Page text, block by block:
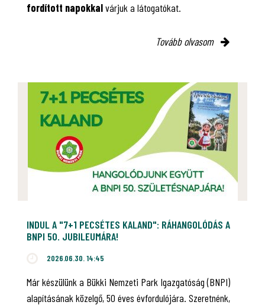
fordított napokkalvárjuk a látogatókat.
Tovább olvasom
INDUL A "7+1 PECSÉTES KALAND": RÁHANGOLÓDÁS A
BNPI 50. JUBILEUMÁRA!
2026.06.30. 14:45
Már készülünk a Bükki Nemzeti Park Igazgatóság (BNPI)
alapításának közelgő, 50 éves évfordulójára. Szeretnénk,